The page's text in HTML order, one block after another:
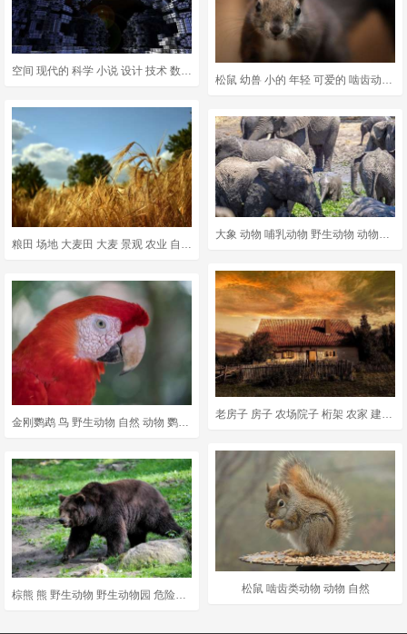
空间 现代的 科学 小说 设计 技术 数字的 未来派 有创造力的
粮田 场地 大麦田 大麦 景观 农业 自然 长钉 Awns
棕熊 熊 野生动物 野生动物园 危险的 哺乳动物 鼻子 荒野
大象 动物 哺乳动物 野生动物 动物群 荒野 自然 苹果浏览器
松鼠 啮齿类动物 动物 自然